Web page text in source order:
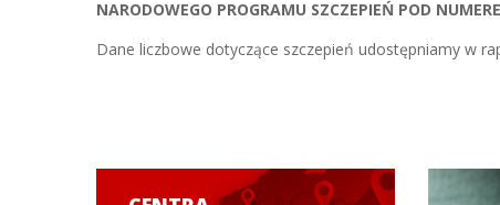
NARODOWEGO PROGRAMU SZCZEPIEŃ POD
Dane liczbowe dotyczące szczepień udostępniamy w